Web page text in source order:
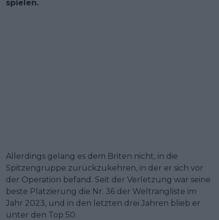
spielen.
Allerdings gelang es dem Briten nicht, in die
Spitzengruppe zurückzukehren, in der er sich vor
der Operation befand. Seit der Verletzung war seine
beste Platzierung die Nr. 36 der Weltrangliste im
Jahr 2023, und in den letzten drei Jahren blieb er
unter den Top 50.